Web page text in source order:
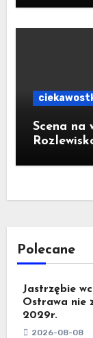
Scena na
Polecane
Jastrzębie
Ostrawa nie
2029r.
2026-08-08